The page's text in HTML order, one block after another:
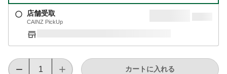
店舗受取
CAINZ PickUp
カートに入れる